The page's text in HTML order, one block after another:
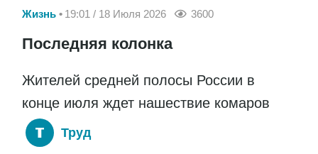
Жизнь 19:01 / 18 Июля 2026 3600
Последняя колонка
Жителей средней полосы России в
конце июля ждет нашествие комаров
Труд